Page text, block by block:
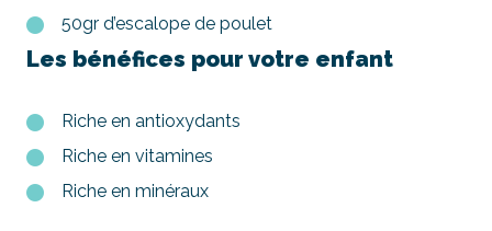
50gr d’escalope de poulet
Les bénéfices pour votre enfant
Riche en antioxydants
Riche en vitamines
Riche en minéraux